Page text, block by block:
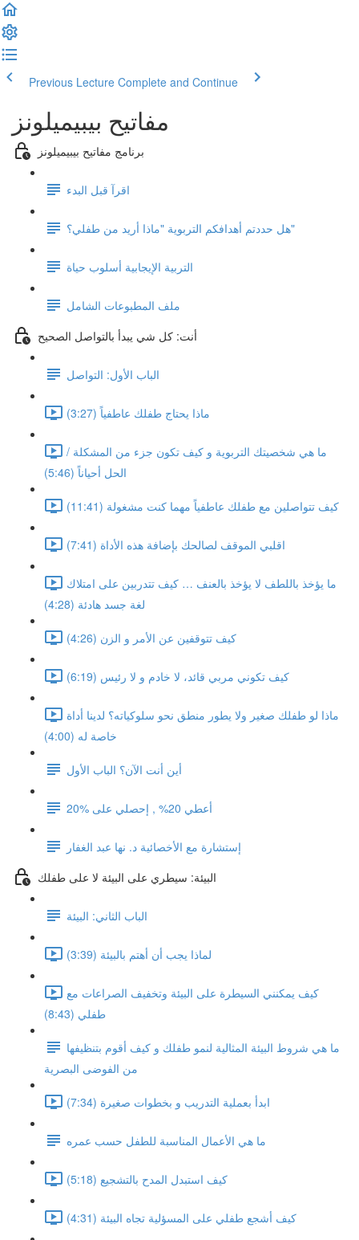
Previous Lecture Complete and Continue
مفاتيح بيبيميلونز
برنامج مفاتيح بيبيميلونز
اقرآ قبل البدء
هل حددتم أهدافكم التربوية "ماذا أريد من طفلي؟"
التربية الإيجابية أسلوب حياة
ملف المطبوعات الشامل
أنت: كل شي يبدأ بالتواصل الصحيح
الباب الأول: التواصل
ماذا يحتاج طفلك عاطفياً (3:27)
ما هي شخصيتك التربوية و كيف تكون جزء من المشكلة /
الحل أحياناً (5:46)
كيف تتواصلين مع طفلك عاطفياً مهما كنت مشغولة (11:41)
اقلبي الموقف لصالحك بإضافة هذه الأداة (7:41)
ما يؤخذ باللطف لا يؤخذ بالعنف … كيف تتدربين على امتلاك
لغة جسد هادئة (4:28)
كيف تتوقفين عن الأمر و الزن (4:26)
كيف تكوني مربي قائد، لا خادم و لا رئيس (6:19)
ماذا لو طفلك صغير ولا يطور منطق نحو سلوكياته؟ لدينا أداة
خاصة له (4:00)
أين أنت الآن؟ الباب الأول
أعطي 20% , إحصلي على %20
إستشارة مع الأخصائية د. نها عبد الغفار
البيئة: سيطري على البيئة لا على طفلك
الباب الثاني: البيئة
لماذا يجب أن أهتم بالبيئة (3:39)
كيف يمكنني السيطرة على البيئة وتخفيف الصراعات مع
طفلي (8:43)
ما هي شروط البيئة المثالية لنمو طفلك و كيف أقوم بتنظيفها
من الفوضى البصرية
ابدأ بعملية التدريب و بخطوات صغيرة (7:34)
ما هي الأعمال المناسبة للطفل حسب عمره
كيف استبدل المدح بالتشجيع (5:18)
كيف أشجع طفلي على المسؤلية تجاه البيئة (4:31)